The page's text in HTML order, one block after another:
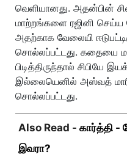
வெளியானது. அதன்பின்
மாற்றங்களை ரஜினி செய்ய
அதற்காக வேலையி
சொல்லப்பட்டது. கதையை
பிடித்திருந்தால் சிபியே
இல்லையெனில் அஸ்வத்
சொல்லப்பட்டது.
Also Read - கார்த்தி -
இவரா?